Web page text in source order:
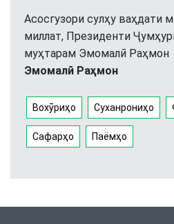
Асосгузори сулҳу ваҳдати
миллат, Президенти
муҳтарам Эмомалӣ Раҳмон
Эмомалӣ Раҳмон
Вохӯриҳо Суханрониҳо
Сафарҳо Паёмҳо